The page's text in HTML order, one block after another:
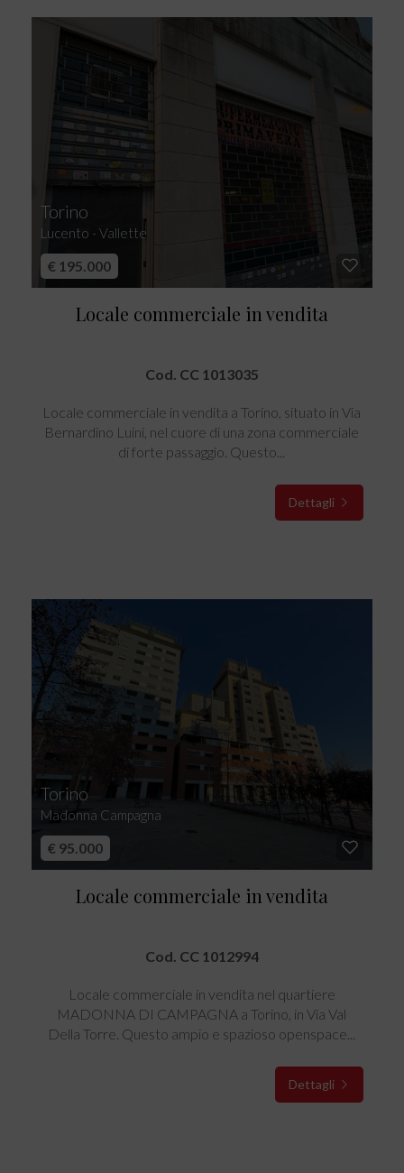
Torino
Lucento - Vallette
€ 195.000
Locale commerciale in vendita
Cod. CC 1013035
Locale commerciale in vendita a Torino, situato in Via
Bernardino Luini, nel cuore di una zona commerciale
di forte passaggio. Questo...
Dettagli
Torino
Madonna Campagna
€ 95.000
Locale commerciale in vendita
Cod. CC 1012994
Locale commerciale in vendita nel quartiere
MADONNA DI CAMPAGNA a Torino, in Via Val
Della Torre. Questo ampio e spazioso openspace...
Dettagli